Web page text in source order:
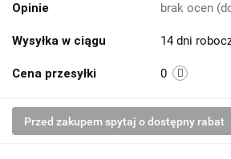
Opinie brak ocen
Wysyłka w ciągu 14 dni
Cena przesyłki 0
Przed zakupem spytaj o dostępny rabat